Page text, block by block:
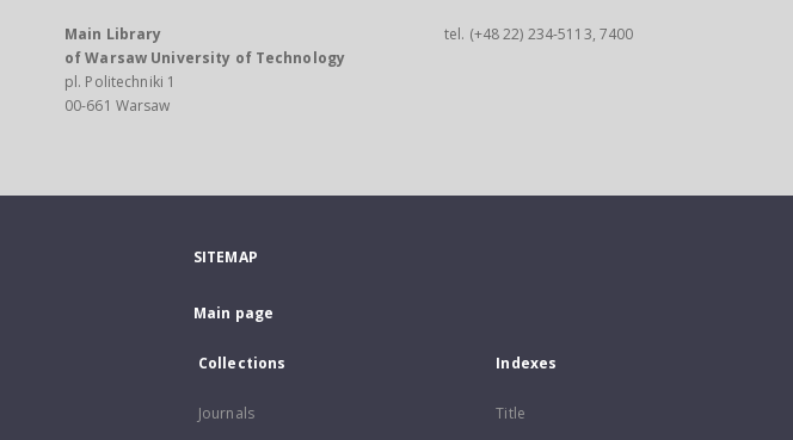
Main Library
of Warsaw University of Technology
pl. Politechniki 1
00-661 Warsaw
tel. (+48 22) 234-5113, 7400
SITEMAP
Main page
Collections
Journals
Indexes
Title